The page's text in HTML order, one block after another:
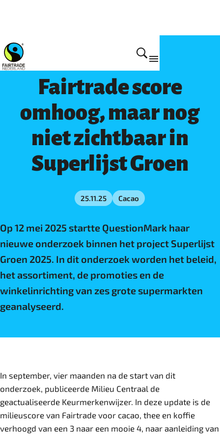
Doe mee
Fairtrade score
omhoog, maar nog
niet zichtbaar in
Superlijst Groen
25.11.25 Cacao
Op 12 mei 2025 startte QuestionMark haar
nieuwe onderzoek binnen het project Superlijst
Groen 2025. In dit onderzoek worden het beleid,
het assortiment, de promoties en de
winkelinrichting van zes grote supermarkten
geanalyseerd.
In september, vier maanden na de start van dit
onderzoek, publiceerde Milieu Centraal de
geactualiseerde Keurmerkenwijzer. In deze update is de
milieuscore van Fairtrade voor cacao, thee en koffie
verhoogd van een 3 naar een mooie 4, naar aanleiding van